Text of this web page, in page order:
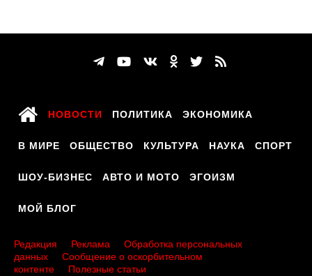
НОВОСТИ ПОЛИТИКА ЭКОНОМИКА
В МИРЕ ОБЩЕСТВО КУЛЬТУРА НАУКА СПОРТ
ШОУ-БИЗНЕС АВТО И МОТО ЭГОИЗМ
МОЙ БЛОГ
Редакция Реклама
Обработка персональных
данных
Сообщение о оскорбительном
контенте
Полезные статьи